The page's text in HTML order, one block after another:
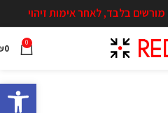
מורשים בלבד, לאחר אימות זיהוי
0
0
פתח